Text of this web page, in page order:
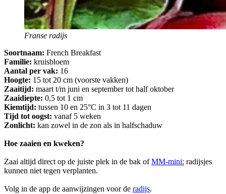
Franse radijs
Soortnaam: French Breakfast
Familie: kruisbloem
Aantal per vak: 16
Hoogte: 15 tot 20 cm (voorste vakken)
Zaaitijd: maart t/m juni en september tot half oktober
Zaaidiepte: 0,5 tot 1 cm
Kiemtijd: tussen 10 en 25°C in 3 tot 11 dagen
Tijd tot oogst: vanaf 5 weken
Zonlicht: kan zowel in de zon als in halfschaduw
Hoe zaaien en kweken?
Zaai altijd direct op de juiste plek in de bak ofMM-mini: radijsjes
kunnen niet tegen verplanten.
Volg in de app de aanwijzingen voor de radijs.